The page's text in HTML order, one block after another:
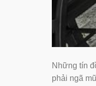
Những tín
phải ngã